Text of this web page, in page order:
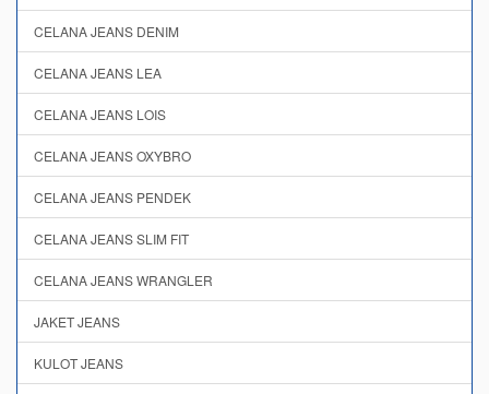
CELANA JEANS DENIM
CELANA JEANS LEA
CELANA JEANS LOIS
CELANA JEANS OXYBRO
CELANA JEANS PENDEK
CELANA JEANS SLIM FIT
CELANA JEANS WRANGLER
JAKET JEANS
KULOT JEANS